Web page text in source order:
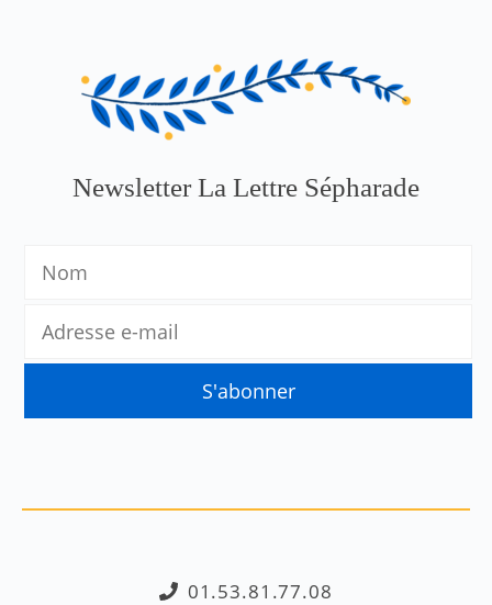
Newsletter La Lettre Sépharade
01.53.81.77.08